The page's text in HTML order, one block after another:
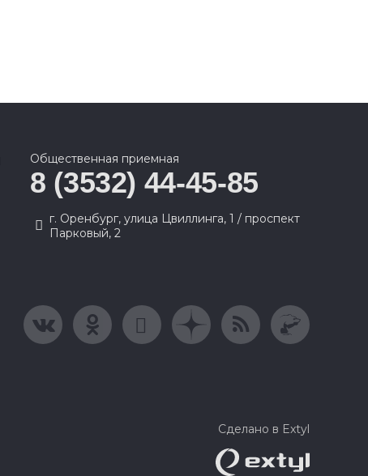
Общественная приемная
8 (3532) 44-45-85
г. Оренбург, улица Цвиллинга, 1 / проспект
Парковый, 2
Сделано в Extyl